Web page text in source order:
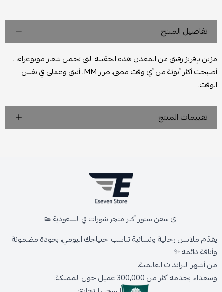
تفاصيل المنتج
مزين بإفريز رقيق من المعدن هذه الحقيبة التي تحمل شعار مونوغرام ،
أصبحت أكثر أنوثة من أي وقت مضى. طراز MM، أنيق وعملي في نفس
الوقت.
تقييمات المنتج
اي سفن ستور أكبر متجر شوزات في السعودية 👟
يقدّم ملابس رجالية ونسائية تناسب احتياجك اليومي، بجودة مضمونة
وأناقة دائمة ✨
من أشهر البراندات العالمية،
وسعداء بخدمة أكثر من 300,000 عميل حول المملكة.